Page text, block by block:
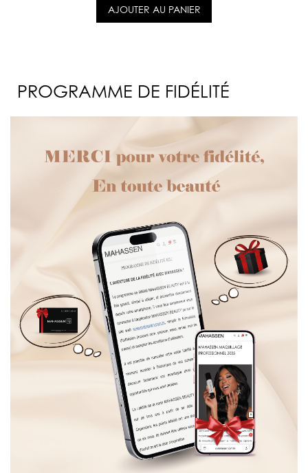
AJOUTER AU PANIER
PROGRAMME DE FIDÉLITÉ